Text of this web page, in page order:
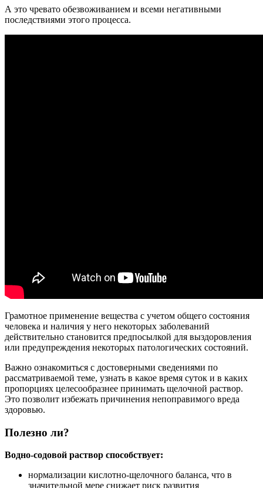
А это чревато обезвоживанием и всеми негативными
последствиями этого процесса.
Грамотное применение вещества с учетом общего состояния
человека и наличия у него некоторых заболеваний
действительно становится предпосылкой для выздоровления
или предупреждения некоторых патологических состояний.
Важно ознакомиться с достоверными сведениями по
рассматриваемой теме, узнать в какое время суток и в каких
пропорциях целесообразнее принимать щелочной раствор.
Это позволит избежать причинения непоправимого вреда
здоровью.
Полезно ли?
Водно-содовой раствор способствует:
нормализации кислотно-щелочного баланса, что в
значительной мере снижает риск развития